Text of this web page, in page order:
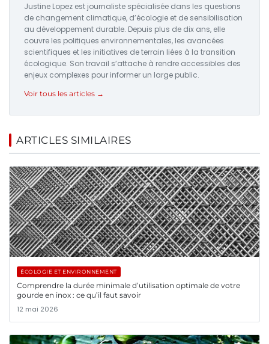
Justine Lopez est journaliste spécialisée dans les questions
de changement climatique, d’écologie et de sensibilisation
au développement durable. Depuis plus de dix ans, elle
couvre les politiques environnementales, les avancées
scientifiques et les initiatives de terrain liées à la transition
écologique. Son travail s’attache à rendre accessibles des
enjeux complexes pour informer un large public.
Voir tous les articles →
ARTICLES SIMILAIRES
ÉCOLOGIE ET ENVIRONNEMENT
Comprendre la durée minimale d’utilisation optimale de votre
gourde en inox : ce qu’il faut savoir
12 mai 2026